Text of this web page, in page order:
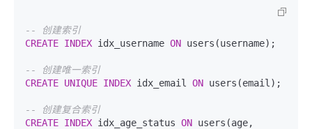
-- 创建索引
CREATE INDEX idx_username ON users(username);
-- 创建唯一索引
CREATE UNIQUE INDEX idx_email ON users(email);
-- 创建复合索引
CREATE INDEX idx_age_status ON users(age,